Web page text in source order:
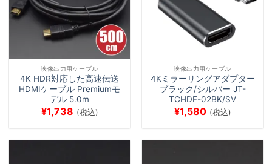
映像出力用ケーブル
4K HDR対応した高速伝送
HDMIケーブル Premiumモ
デル 5.0m
¥1,738 (税込)
映像出力用ケーブル
4Kミラーリングアダプター
ブラック/シルバー JT-
TCHDF-02BK/SV
¥1,580 (税込)